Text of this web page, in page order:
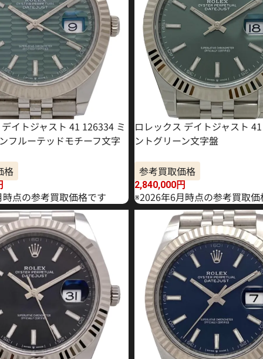
イトジャスト 41 126334 ミ
フルーテッドモチーフ文字
格
点の参考買取価格です
ロレックス デイトジャスト
ントグリーン文字盤
参考買取価格
2,840,000円
※2026年6月時点の参考買取価